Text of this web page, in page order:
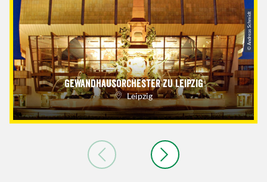
Gewandhausorchester zu Leipzig
Leipzig
© Andreas Schmidt